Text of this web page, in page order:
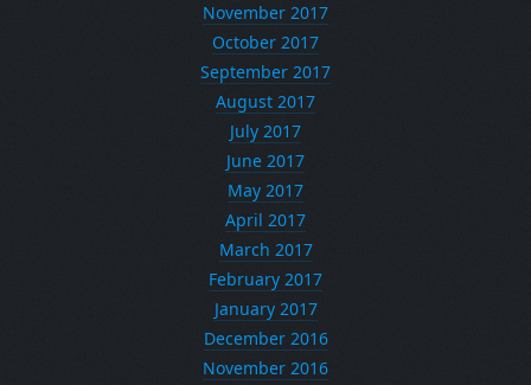
November 2017
October 2017
September 2017
August 2017
July 2017
June 2017
May 2017
April 2017
March 2017
February 2017
January 2017
December 2016
November 2016